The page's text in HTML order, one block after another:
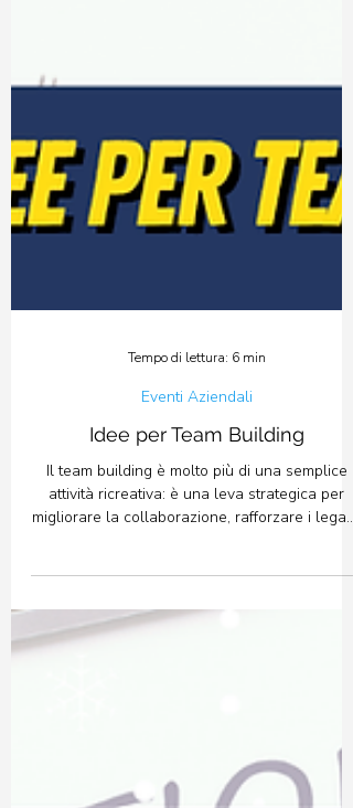
Idee per Team Building
Il team building è molto più di una semplice
migliorare la collaborazione, rafforzare i legami
lavoro. In questo articolo, esploriamo una
varietà di idee per team building, pensate per